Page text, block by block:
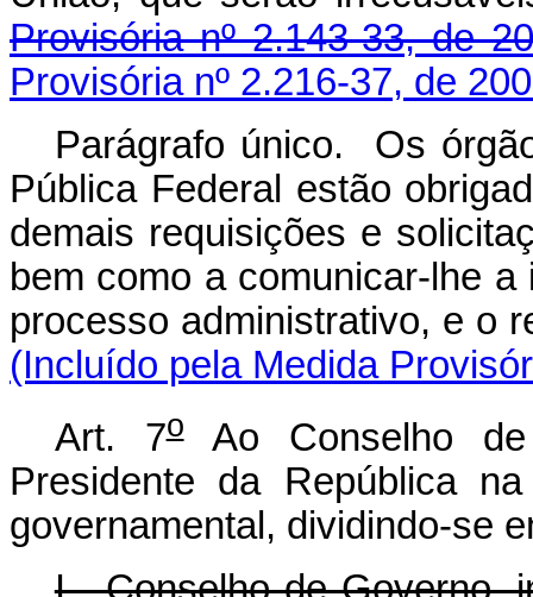
Provisória nº 2.143-33, de
Provisória nº 2.216-37, de
Parágrafo único. Os
Pública Federal estão
demais requisições e
bem como a comunicar-lhe
processo
(Incluído pela Medida
Art. 7o
Ao Conselho
Presidente da República
governamental, dividindo-se